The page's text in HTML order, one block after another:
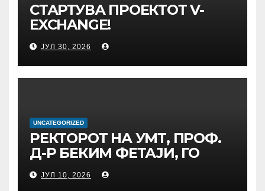
СТАРТУВА ПРОЕКТОТ V-
EXCHANGE!
УНИВЕРЗИТЕТОТ „МАЈКА
ТЕРЕЗА“ ВО СКОПЈЕ ЈА
ПРЕДВОДИ
МЕЃУНАРОДНАТА
ОБРАЗОВАНИЕ И
ГЛОБАЛНО ГРАЃАНСТВО
ЈУЛ 30, 2026
UNCATEGORIZED
РЕКТОРОТ НА УМТ, ПРОФ.
Д-Р БЕКИМ ФЕТАЈИ, ГО
ПРЕЧЕКА НА ОФИЦИЈАЛНА
СРЕДБА ГЕНЕРАЛНИОТ
ЈУЛ 10, 2026